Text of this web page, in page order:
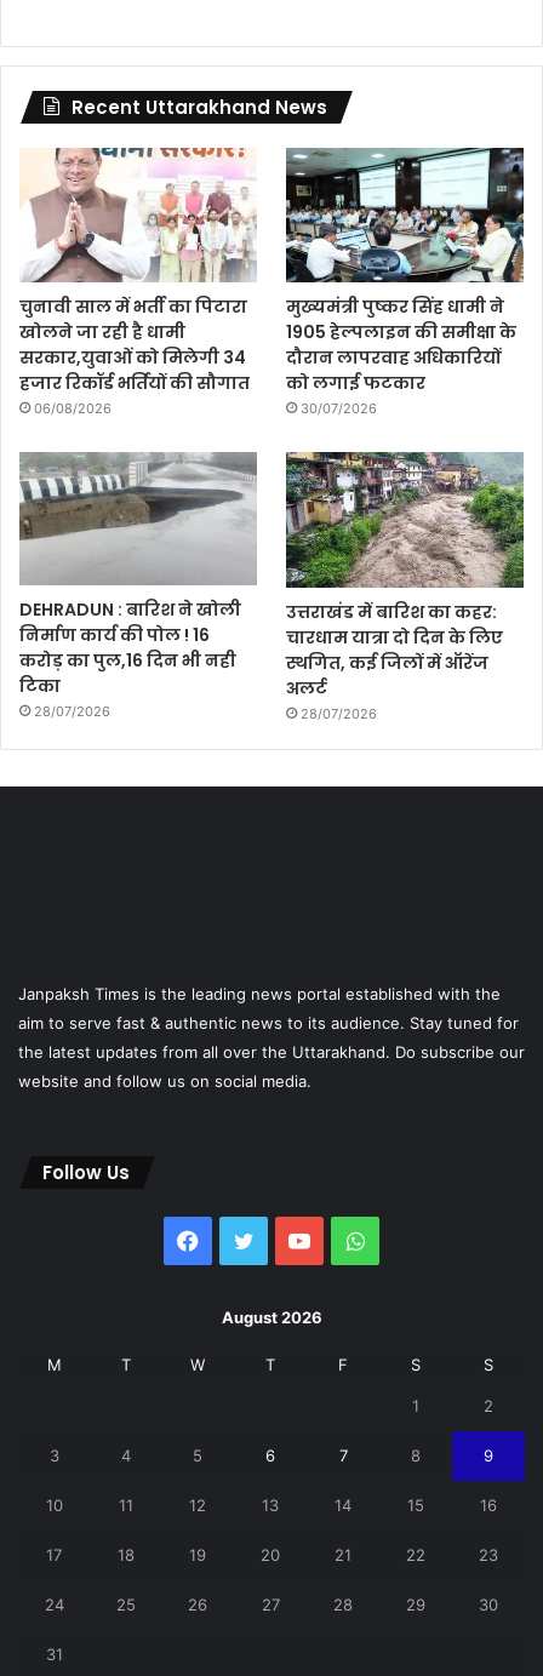
Recent Uttarakhand News
चुनावी साल में भर्ती का पिटारा
खोलने जा रही है धामी
सरकार,युवाओं को मिलेगी 34
हजार रिकॉर्ड भर्तियों की सौगात
06/08/2026
मुख्यमंत्री पुष्कर सिंह धामी ने
1905 हेल्पलाइन की समीक्षा के
दौरान लापरवाह अधिकारियों
को लगाई फटकार
30/07/2026
DEHRADUN : बारिश ने खोली
निर्माण कार्य की पोल ! 16
करोड़ का पुल,16 दिन भी नही
टिका
28/07/2026
उत्तराखंड में बारिश का कहर:
चारधाम यात्रा दो दिन के लिए
स्थगित, कई जिलों में ऑरेंज
अलर्ट
28/07/2026
Janpaksh Times is the leading news portal established with the
aim to serve fast & authentic news to its audience. Stay tuned for
the latest updates from all over the Uttarakhand. Do subscribe our
website and follow us on social media.
Follow Us
Facebook
Twitter YouTubeWhatsApp
August 2026
M T W T F S S
1 2
3 4 5 6 7 8 9
10 11 12 13 14 15 16
17 18 19 20 21 22 23
24 25 26 27 28 29 30
31